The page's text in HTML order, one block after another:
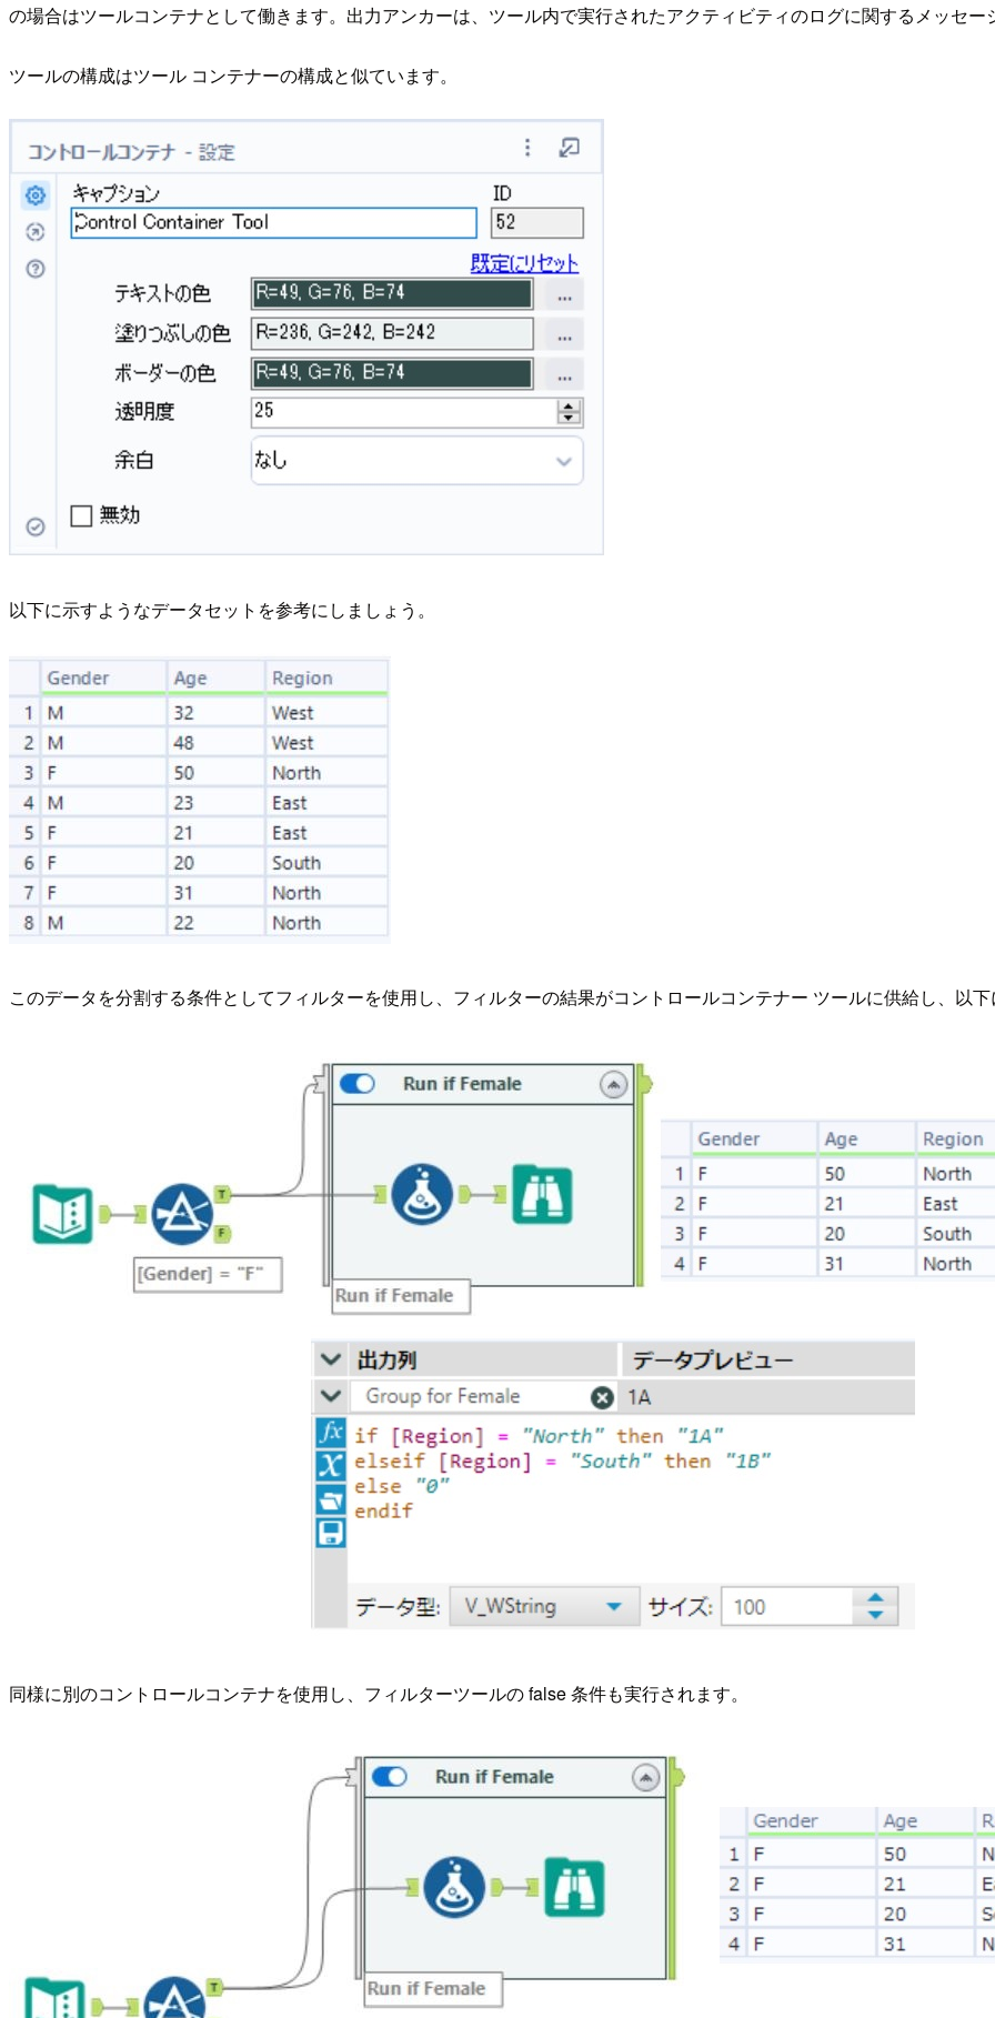
の場合はツールコンテナとして働きます。出力アンカーは、ツール内で実行されたアクティビティのログに関するメッセー
ツールの構成はツール コンテナーの構成と似ています。
以下に示すようなデータセットを参考にしましょう。
このデータを分割する条件としてフィルターを使用し、フィルターの結果がコントロールコンテナー ツールに供給し、以
同様に別のコントロールコンテナを使用し、フィルターツールの false 条件も実行されます。